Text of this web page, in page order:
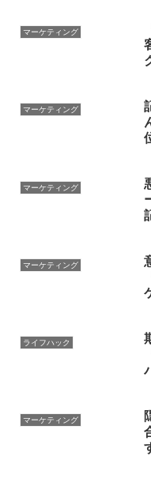
マーケティング
マーケティング
マーケティング
マーケティング
ライフハック
マーケティング